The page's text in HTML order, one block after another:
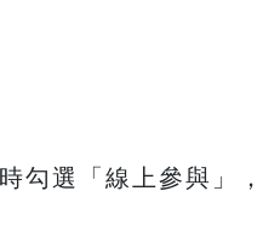
選「線上參與」，